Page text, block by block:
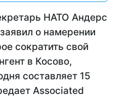
НАТО Андерс
о намерении
сократить свой
в Косово,
составляет 15
Associated